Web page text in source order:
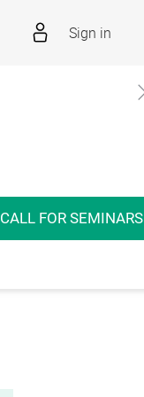
Sign in
CALL FOR SEMINARS